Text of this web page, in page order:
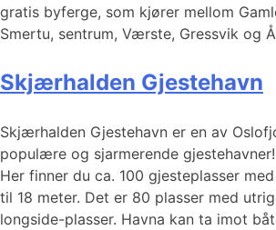
gratis byferge, som kjører mellom
Smertu, sentrum, Værste, Gressvik og
Skjærhalden Gjestehavn
Skjærhalden Gjestehavn er en av
populære og sjarmerende gjestehavner!
Her finner du ca. 100 gjesteplasser
til 18 meter. Det er 80 plasser med
longside-plasser. Havna kan ta imot